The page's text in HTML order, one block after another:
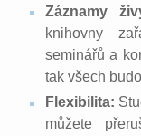
Záznamy
knihovny
seminářů a
tak všech
Flexibilita:
můžete